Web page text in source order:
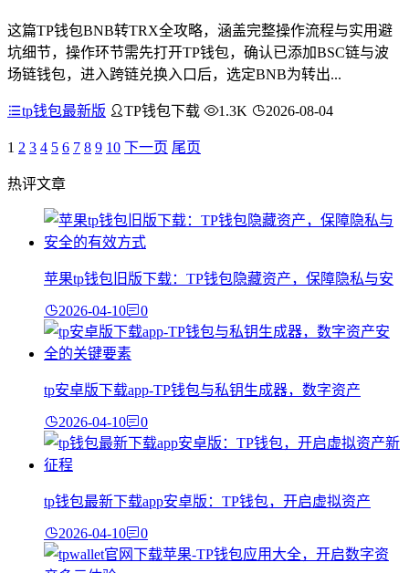
这篇TP钱包BNB转TRX全攻略，涵盖完整操作流程与实用避
坑细节，操作环节需先打开TP钱包，确认已添加BSC链与波
场链钱包，进入跨链兑换入口后，选定BNB为转出...
tp钱包最新版 TP钱包下载 1.3K 2026-08-04
1 2 3 4 5 6 7 8 9 10 下一页 尾页
热评文章
苹果tp钱包旧版下载：TP钱包隐藏资产，保障隐私与安
2026-04-10 0
tp安卓版下载app-TP钱包与私钥生成器，数字资产
2026-04-10 0
tp钱包最新下载app安卓版：TP钱包，开启虚拟资产
2026-04-10 0